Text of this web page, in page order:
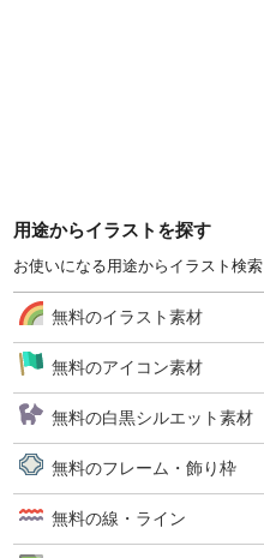
用途からイラストを探す
お使いになる用途からイラスト検索
無料のイラスト素材
無料のアイコン素材
無料の白黒シルエット素材
無料のフレーム・飾り枠
無料の線・ライン